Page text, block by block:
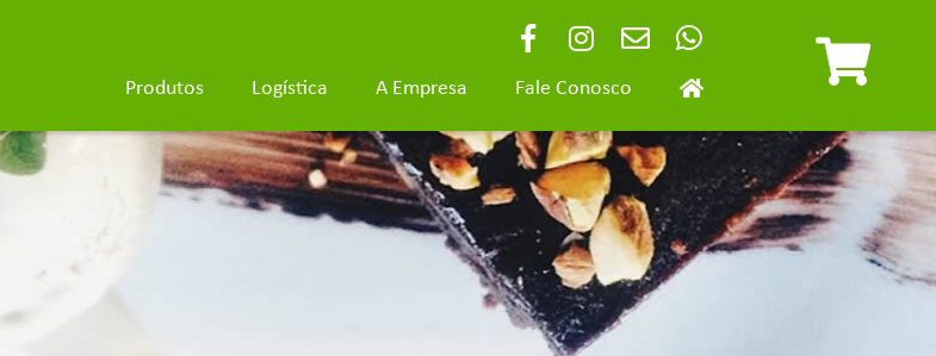
Fale Conosco
A Empresa
Logística
Produtos